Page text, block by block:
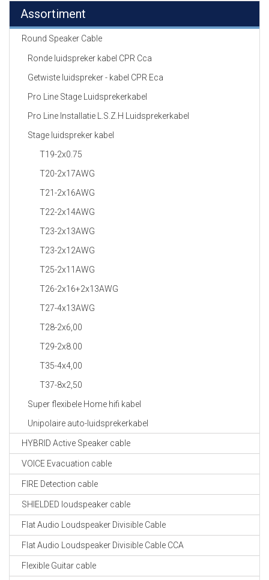
Assortiment
Round Speaker Cable
Ronde luidspreker kabel CPR Cca
Getwiste luidspreker - kabel CPR Eca
Pro Line Stage Luidsprekerkabel
Pro Line Installatie L.S.Z.H Luidsprekerkabel
Stage luidspreker kabel
T19-2x0.75
T20-2x17AWG
T21-2x16AWG
T22-2x14AWG
T23-2x13AWG
T23-2x12AWG
T25-2x11AWG
T26-2x16+2x13AWG
T27-4x13AWG
T28-2x6,00
T29-2x8.00
T35-4x4,00
T37-8x2,50
Super flexibele Home hifi kabel
Unipolaire auto-luidsprekerkabel
HYBRID Active Speaker cable
VOICE Evacuation cable
FIRE Detection cable
SHIELDED loudspeaker cable
Flat Audio Loudspeaker Divisible Cable
Flat Audio Loudspeaker Divisible Cable CCA
Flexible Guitar cable